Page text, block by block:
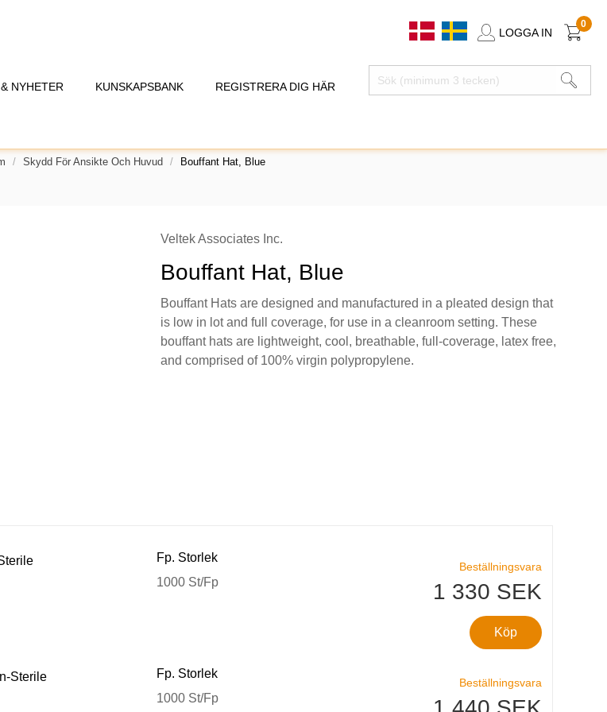
LOGGA IN
0
NYHETER KUNSKAPSBANK REGISTRERA DIG HÄR
Skydd För Ansikte Och Huvud Bouffant Hat, Blue
Veltek Associates Inc.
Bouffant Hat, Blue
Bouffant Hats are designed and manufactured in a pleated design that
is low in lot and full coverage, for use in a cleanroom setting. These
bouffant hats are lightweight, cool, breathable, full-coverage, latex free,
and comprised of 100% virgin polypropylene.
Fp. Storlek
1000 St/Fp
Beställningsvara
1 330 SEK
Köp
Sterile
Fp. Storlek
1000 St/Fp
Beställningsvara